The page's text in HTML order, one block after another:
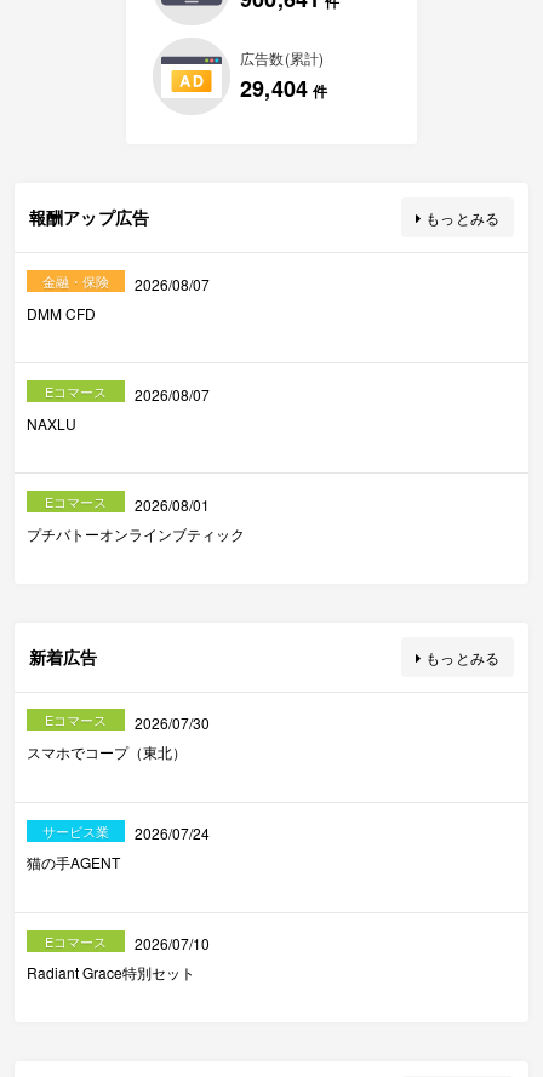
広告数(累計)
29,404 件
報酬アップ広告 もっとみる
金融・保険
2026/08/07
DMM CFD
Eコマース
2026/08/07
NAXLU
Eコマース
2026/08/01
プチバトーオンラインブティック
新着広告 もっとみる
Eコマース
2026/07/30
スマホでコープ（東北）
サービス業
2026/07/24
猫の手AGENT
Eコマース
2026/07/10
Radiant Grace特別セット